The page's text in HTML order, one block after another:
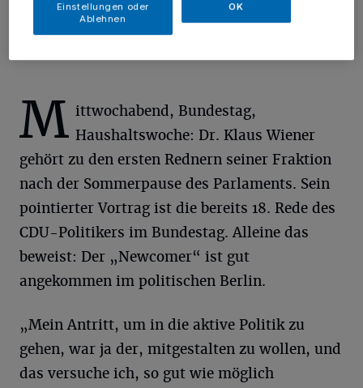
Foto: Öffentlichkeitsarbeit und Wahlkreisbüro Dr. Klaus Wiener MdB
M ittwochabend, Bundestag,
Haushaltswoche: Dr. Klaus Wiener
gehört zu den ersten Rednern seiner Fraktion
nach der Sommerpause des Parlaments. Sein
pointierter Vortrag ist die bereits 18. Rede des
CDU-Politikers im Bundestag. Alleine das
beweist: Der „Newcomer“ ist gut
angekommen im politischen Berlin.
„Mein Antritt, um in die aktive Politik zu
gehen, war ja der, mitgestalten zu wollen, und
das versuche ich, so gut wie möglich
Einstellungen oder
Ablehnen
OK